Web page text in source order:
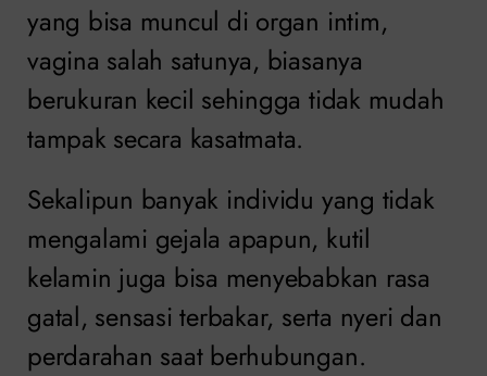
yang bisa muncul di organ intim,
vagina salah satunya, biasanya
berukuran kecil sehingga tidak mudah
tampak secara kasatmata.
Sekalipun banyak individu yang tidak
mengalami gejala apapun, kutil
kelamin juga bisa menyebabkan rasa
gatal, sensasi terbakar, serta nyeri dan
perdarahan saat berhubungan.